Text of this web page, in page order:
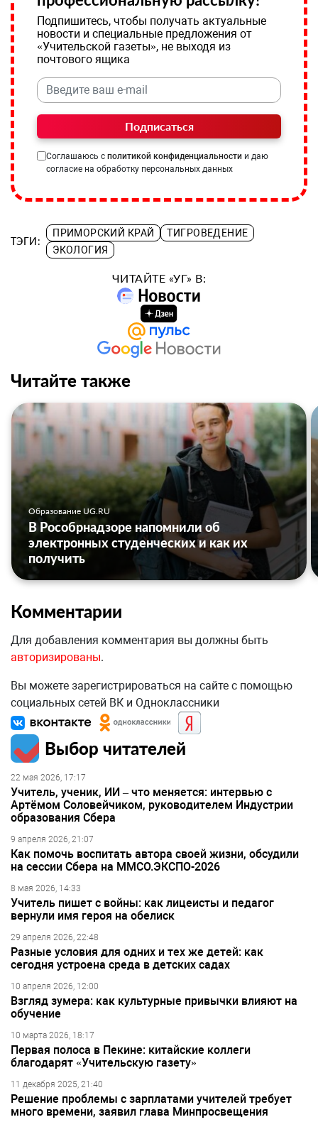
Подпишитесь, чтобы получать актуальные
новости и специальные предложения от
«Учительской газеты», не выходя из
почтового ящика
Подписаться
Соглашаюсь с политикой конфиденциальности и даю
согласие на обработку персональных данных
ТЭГИ:
ПРИМОРСКИЙ КРАЙ
ТИГРОВЕДЕНИЕ
ЭКОЛОГИЯ
ЧИТАЙТЕ «УГ» В:
Читайте также
Образование UG.RU
В Рособрнадзоре напомнили об
электронных студенческих и как их
получить
Комментарии
Для добавления комментария вы должны быть
авторизированы.
Вы можете зарегистрироваться на сайте с помощью
социальных сетей ВК и Одноклассники
Выбор читателей
22 мая 2026, 17:17
Учитель, ученик, ИИ – что меняется: интервью с
Артёмом Соловейчиком, руководителем Индустрии
образования Сбера
9 апреля 2026, 21:07
Как помочь воспитать автора своей жизни, обсудили
на сессии Сбера на ММСО.ЭКСПО-2026
8 мая 2026, 14:33
Учитель пишет с войны: как лицеисты и педагог
вернули имя героя на обелиск
29 апреля 2026, 22:48
Разные условия для одних и тех же детей: как
сегодня устроена среда в детских садах
10 апреля 2026, 12:00
Взгляд зумера: как культурные привычки влияют на
обучение
10 марта 2026, 18:17
Первая полоса в Пекине: китайские коллеги
благодарят «Учительскую газету»
11 декабря 2025, 21:40
Решение проблемы с зарплатами учителей требует
много времени, заявил глава Минпросвещения